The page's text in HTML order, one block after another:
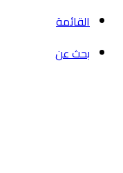
القائمة
بحث عن